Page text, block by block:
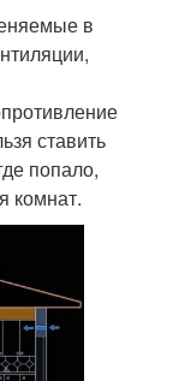
в
ставить
попало,
комнат.